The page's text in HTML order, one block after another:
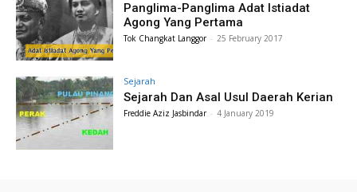
Panglima-Panglima Adat Istiadat
Agong Yang Pertama
Tok Changkat Langgor - 25 February 2017
Sejarah
Sejarah Dan Asal Usul Daerah Kerian
Freddie Aziz Jasbindar - 4 January 2019